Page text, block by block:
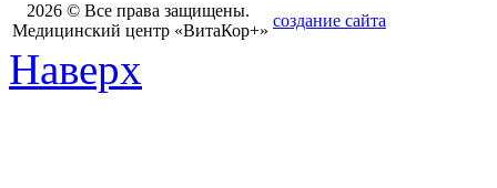
2026 © Все права защищены.
Медицинский центр «ВитаКор+»
создание сайта
Наверх